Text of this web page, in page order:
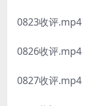
0823收评.mp4
0826收评.mp4
0827收评.mp4